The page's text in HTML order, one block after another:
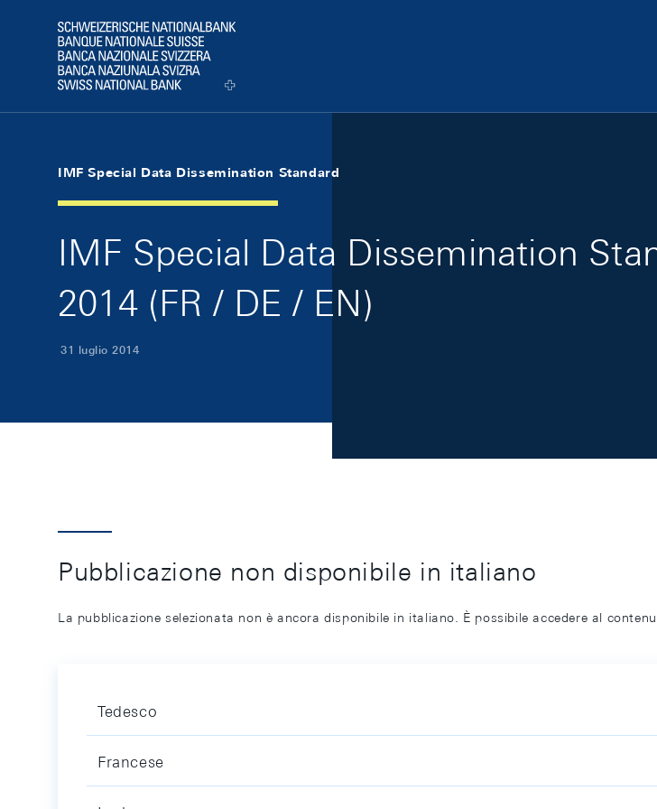
Logo
IMF Special Data Dissemination Standard
IMF Special Data Dissemination
2014 (FR / DE / EN)
31 luglio 2014
Pubblicazione non disponibile in italiano
La pubblicazione selezionata non è ancora disponibile in italiano. È possibile accedere al
Tedesco
Francese